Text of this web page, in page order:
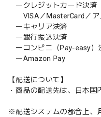
ークレジットカード決済
VISA／MasterCard／ア
ーキャリア決済
ー銀行振込決済
ーコンビニ（Pay-easy）
ーAmazon Pay
【配送について】
・商品の配送先は、日本国
※配送システムの都合上、